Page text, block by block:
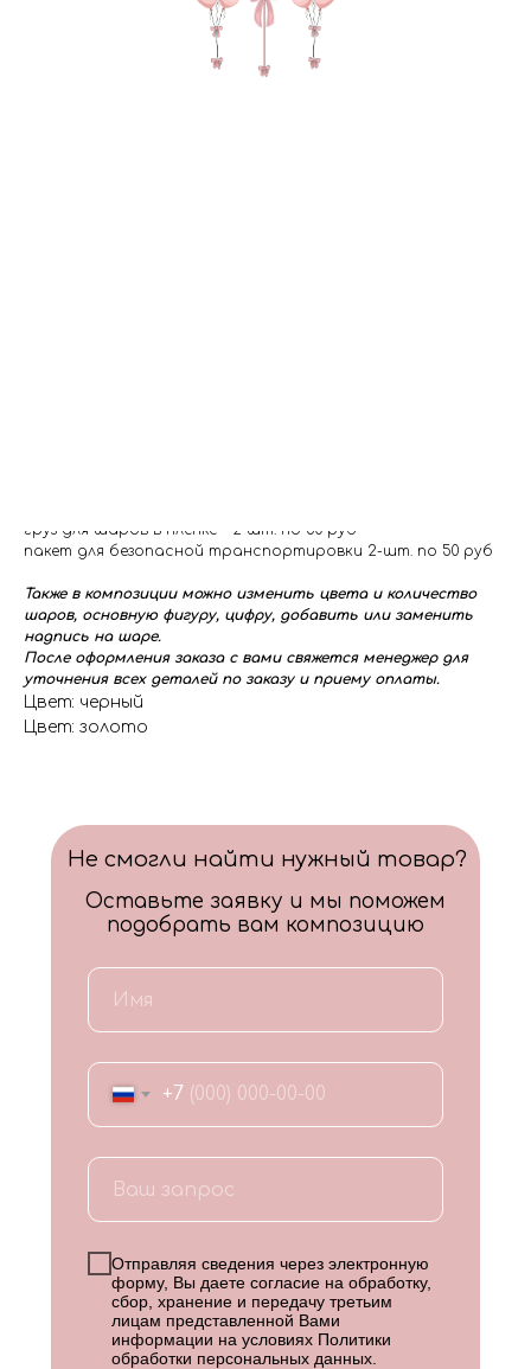
№ 4601 Набор шаров "Черно
золотой" с гигантом
груз для шаров в пленке - 2 шт. по 50 руб
пакет для безопасной транспортировки 2-шт. по 50 руб
Также в композиции можно изменить цвета и количество
шаров, основную фигуру, цифру, добавить или заменить
надпись на шаре.
После оформления заказа с вами свяжется менеджер для
уточнения всех деталей по заказу и приему оплаты.
Цвет: черный
Цвет: золото
+7
Отправляя сведения через электронную
форму, Вы даете согласие на обработку,
сбор, хранение и передачу третьим
лицам представленной Вами
информации на условиях Политики
обработки персональных данных
Не смогли найти нужный товар?
Оставьте заявку и мы поможем
подобрать вам композицию